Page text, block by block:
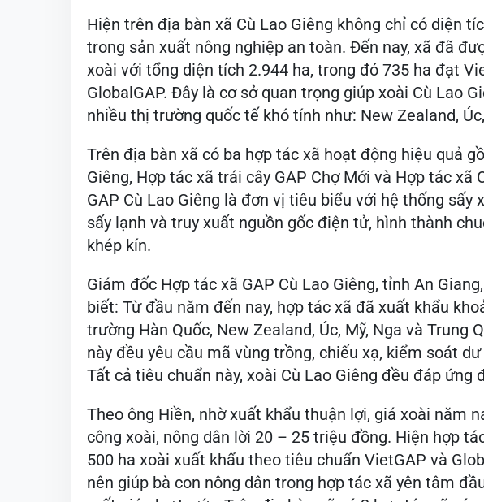
Hiện trên địa bàn xã Cù Lao Giêng không chỉ có diện
trong sản xuất nông nghiệp an toàn. Đến nay, xã đã
xoài với tổng diện tích 2.944 ha, trong đó 735 ha đạt
GlobalGAP. Đây là cơ sở quan trọng giúp xoài Cù Lao
nhiều thị trường quốc tế khó tính như: New Zealand,
Trên địa bàn xã có ba hợp tác xã hoạt động hiệu quả
Giêng, Hợp tác xã trái cây GAP Chợ Mới và Hợp tác xã
GAP Cù Lao Giêng là đơn vị tiêu biểu với hệ thống sấy
sấy lạnh và truy xuất nguồn gốc điện tử, hình thành
khép kín.
Giám đốc Hợp tác xã GAP Cù Lao Giêng, tỉnh An
biết: Từ đầu năm đến nay, hợp tác xã đã xuất khẩu
trường Hàn Quốc, New Zealand, Úc, Mỹ, Nga và Trung
này đều yêu cầu mã vùng trồng, chiếu xạ, kiểm soát
Tất cả tiêu chuẩn này, xoài Cù Lao Giêng đều đáp ứng
Theo ông Hiền, nhờ xuất khẩu thuận lợi, giá xoài năm
công xoài, nông dân lời 20 – 25 triệu đồng. Hiện hợp
500 ha xoài xuất khẩu theo tiêu chuẩn VietGAP và
nên giúp bà con nông dân trong hợp tác xã yên tâm